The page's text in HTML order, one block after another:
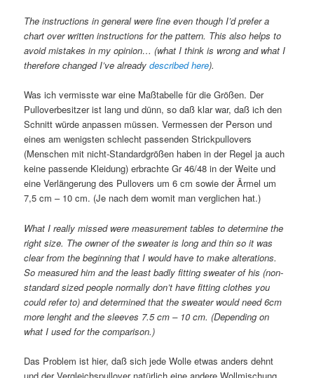
The instructions in general were fine even though I’d prefer a
chart over written instructions for the pattern. This also helps to
avoid mistakes in my opinion… (what I think is wrong and what I
therefore changed I’ve alreadydescribed here).
Was ich vermisste war eine Maßtabelle für die Größen. Der
Pulloverbesitzer ist lang und dünn, so daß klar war, daß ich den
Schnitt würde anpassen müssen. Vermessen der Person und
eines am wenigsten schlecht passenden Strickpullovers
(Menschen mit nicht-Standardgrößen haben in der Regel ja auch
keine passende Kleidung) erbrachte Gr 46/48 in der Weite und
eine Verlängerung des Pullovers um 6 cm sowie der Ärmel um
7,5 cm – 10 cm. (Je nach dem womit man verglichen hat.)
What I really missed were measurement tables to determine the
right size. The owner of the sweater is long and thin so it was
clear from the beginning that I would have to make alterations.
So measured him and the least badly fitting sweater of his (non-
standard sized people normally don’t have fitting clothes you
could refer to) and determined that the sweater would need 6cm
more lenght and the sleeves 7.5 cm – 10 cm. (Depending on
what I used for the comparison.)
Das Problem ist hier, daß sich jede Wolle etwas anders dehnt
und der Vergleichspullover natürlich eine andere Wollmischung